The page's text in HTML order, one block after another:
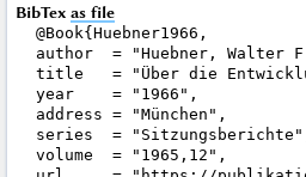
BibTex as file
@Book{Huebner1966,
author  = "Huebner, Walter
title   = "Über die
year    = "1966",
address = "München",
series  =
volume  = "1965,12",